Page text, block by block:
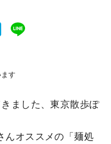
す
ました、東京散歩ぽ
んオススメの「麺処